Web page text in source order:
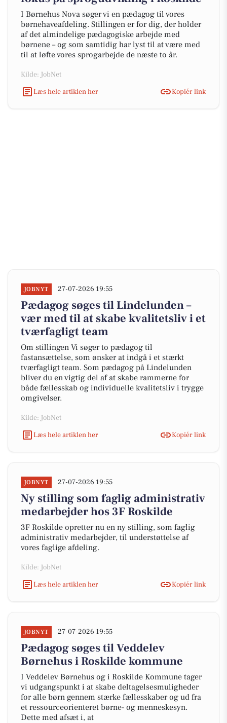
I Børnehus Nova søger vi en pædagog til vores
børnehaveafdeling. Stillingen er for dig, der holder
af det almindelige pædagogiske arbejde med
børnene – og som samtidig har lyst til at være med
til at løfte vores sprogarbejde de næste to år.
Kilde: JobNet
Læs hele artiklen her
Kopiér link
JOBNYT 27-07-2026 19:55
Pædagog søges til Lindelunden –
vær med til at skabe kvalitetsliv i et
tværfagligt team
Om stillingen Vi søger to pædagog til
fastansættelse, som ønsker at indgå i et stærkt
tværfagligt team. Som pædagog på Lindelunden
bliver du en vigtig del af at skabe rammerne for
både fællesskab og individuelle kvalitetsliv i trygge
omgivelser.
Kilde: JobNet
Læs hele artiklen her
Kopiér link
JOBNYT 27-07-2026 19:55
Ny stilling som faglig administrativ
medarbejder hos 3F Roskilde
3F Roskilde opretter nu en ny stilling, som faglig
administrativ medarbejder, til understøttelse af
vores faglige afdeling.
Kilde: JobNet
Læs hele artiklen her
Kopiér link
JOBNYT 27-07-2026 19:55
Pædagog søges til Veddelev
Børnehus i Roskilde kommune
I Veddelev Børnehus og i Roskilde Kommune tager
vi udgangspunkt i at skabe deltagelsesmuligheder
for alle børn gennem stærke fællesskaber og ud fra
et ressourceorienteret børne- og menneskesyn.
Dette med afsæt i, at